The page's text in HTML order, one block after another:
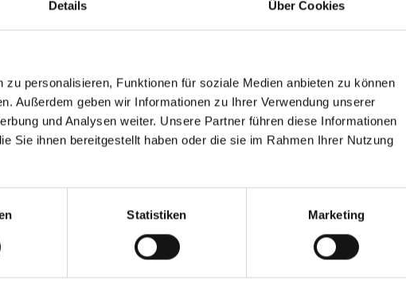
Details Über Cookies
personalisieren, Funktionen für soziale Medien anbieten zu können
Außerdem geben wir Informationen zu Ihrer Verwendung unserer
und Analysen weiter. Unsere Partner führen diese Informationen
Sie ihnen bereitgestellt haben oder die sie im Rahmen Ihrer Nutzung
Statistiken Marketing